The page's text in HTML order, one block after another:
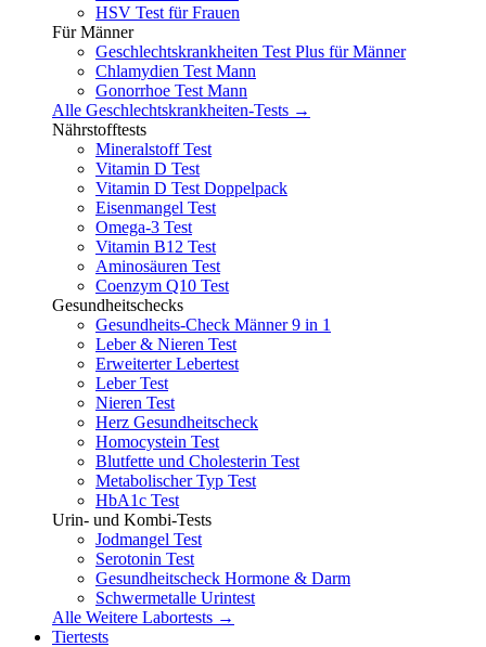
HSV Test für Frauen
Für Männer
Geschlechtskrankheiten Test Plus für Männer
Chlamydien Test Mann
Gonorrhoe Test Mann
Alle Geschlechtskrankheiten-Tests →
Nährstofftests
Mineralstoff Test
Vitamin D Test
Vitamin D Test Doppelpack
Eisenmangel Test
Omega-3 Test
Vitamin B12 Test
Aminosäuren Test
Coenzym Q10 Test
Gesundheitschecks
Gesundheits-Check Männer 9 in 1
Leber & Nieren Test
Erweiterter Lebertest
Leber Test
Nieren Test
Herz Gesundheitscheck
Homocystein Test
Blutfette und Cholesterin Test
Metabolischer Typ Test
HbA1c Test
Urin- und Kombi-Tests
Jodmangel Test
Serotonin Test
Gesundheitscheck Hormone & Darm
Schwermetalle Urintest
Alle Weitere Labortests →
Tiertests